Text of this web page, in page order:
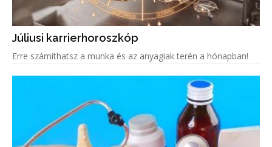
Júliusi karrierhoroszkóp
Erre számíthatsz a munka és az anyagiak terén a hónapban!